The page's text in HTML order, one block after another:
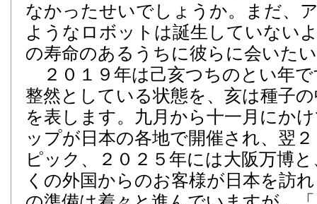
なかったせいでしょうか。まだ、
ようなロボットは誕生していない
の寿命のあるうちに彼らに会いた
２０１９年は己亥つちのとい年
整然としている状態を、亥は種子
を表します。九月から十一月にか
ップが日本の各地で開催され、翌
ピック、２０２５年には大阪万博
くの外国からのお客様が日本を訪